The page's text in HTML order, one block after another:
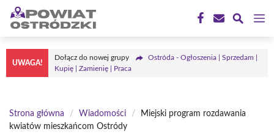
Przejdź
treści
UWAGA!
Dołącz do nowej grupy
Ostróda - Ogłoszenia | Sprzedam |
Kupię | Zamienię | Praca
Strona główna / Wiadomości /
Miejski program rozdawania
kwiatów mieszkańcom Ostródy